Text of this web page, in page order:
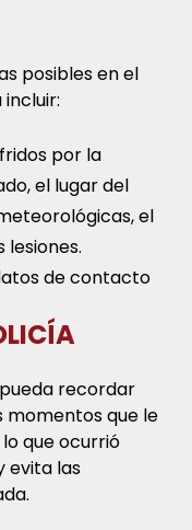
posibles en el
por la
el lugar del
el
de contacto
recordar
momentos que le
que ocurrió
evita las